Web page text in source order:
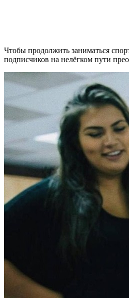
Чтобы продолжить заниматься
подписчиков на нелёгком пути